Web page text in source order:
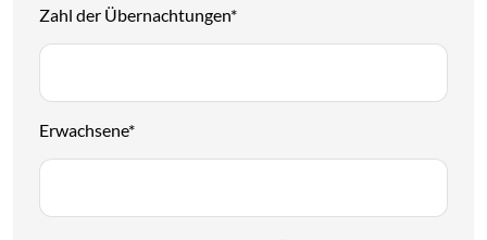
Zahl der Übernachtungen*
Erwachsene*